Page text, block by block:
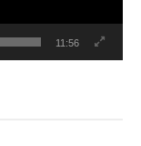
11:56